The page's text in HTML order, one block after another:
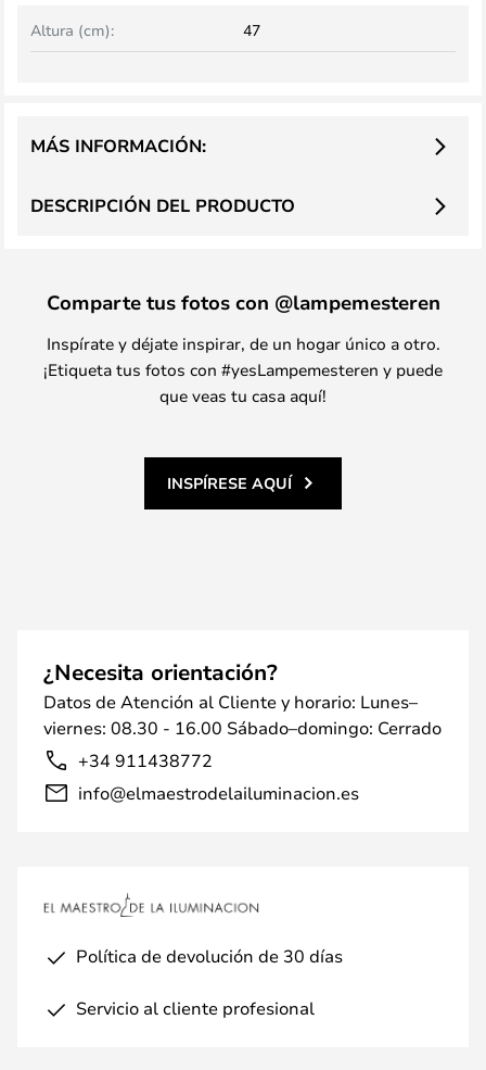
Altura (cm): 47
DESCRIPCIÓN DEL PRODUCTO
MÁS INFORMACIÓN:
Comparte tus fotos con @lampemesteren
Inspírate y déjate inspirar, de un hogar único a otro.
¡Etiqueta tus fotos con #yesLampemesteren y puede
que veas tu casa aquí!
INSPÍRESE AQUÍ
¿Necesita orientación?
Datos de Atención al Cliente y horario: Lunes–
viernes: 08.30 - 16.00 Sábado–domingo: Cerrado
+34 911438772
info@elmaestrodelailuminacion.es
Política de devolución de 30 días
Servicio al cliente profesional